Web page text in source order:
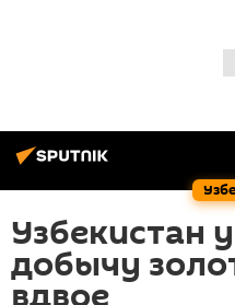
Узбекистан
добычу